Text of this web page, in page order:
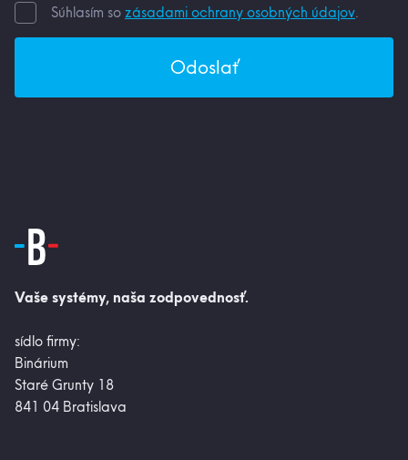
Súhlasím sozásadami ochrany osobných údajov.
Odoslať
Vaše systémy, naša zodpovednosť.
sídlo firmy:
Binárium
Staré Grunty 18
841 04 Bratislava